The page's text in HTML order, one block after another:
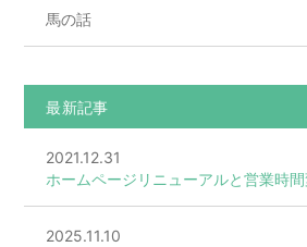
馬の話
最新記事
2021.12.31
ホームページリニューアルと営業時
2025.11.10